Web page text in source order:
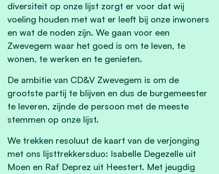
diversiteit op onze lijst zorgt er voor dat wij
voeling houden met wat er leeft bij onze inwoners
en wat de noden zijn. We gaan voor een
Zwevegem waar het goed is om te leven, te
wonen, te werken en te genieten.
De ambitie van CD&V Zwevegem is om de
grootste partij te blijven en dus de burgemeester
te leveren, zijnde de persoon met de meeste
stemmen op onze lijst.
We trekken resoluut de kaart van de verjonging
met ons lijsttrekkersduo: Isabelle Degezelle uit
Moen en Raf Deprez uit Heestert. Met jeugdig